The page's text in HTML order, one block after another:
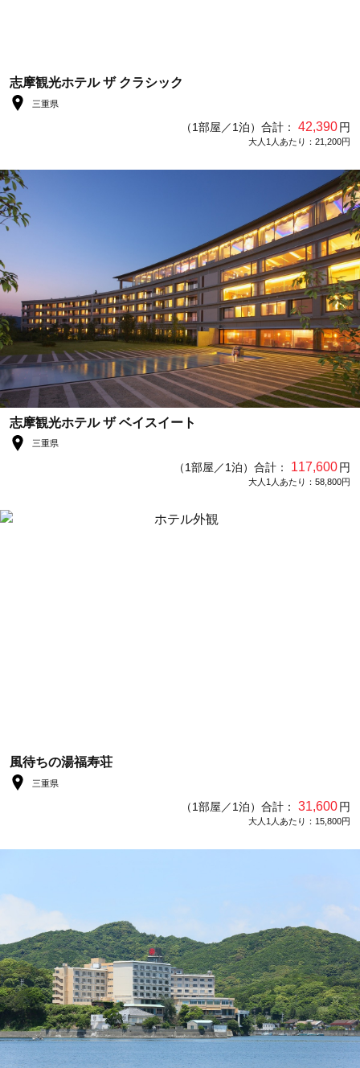
志摩観光ホテル ザ クラシック
三重県
（1部屋／1泊）合計： 42,390円
大人1人あたり：21,200円
志摩観光ホテル ザ ベイスイート
三重県
（1部屋／1泊）合計： 117,600円
大人1人あたり：58,800円
風待ちの湯福寿荘
三重県
（1部屋／1泊）合計： 31,600円
大人1人あたり：15,800円